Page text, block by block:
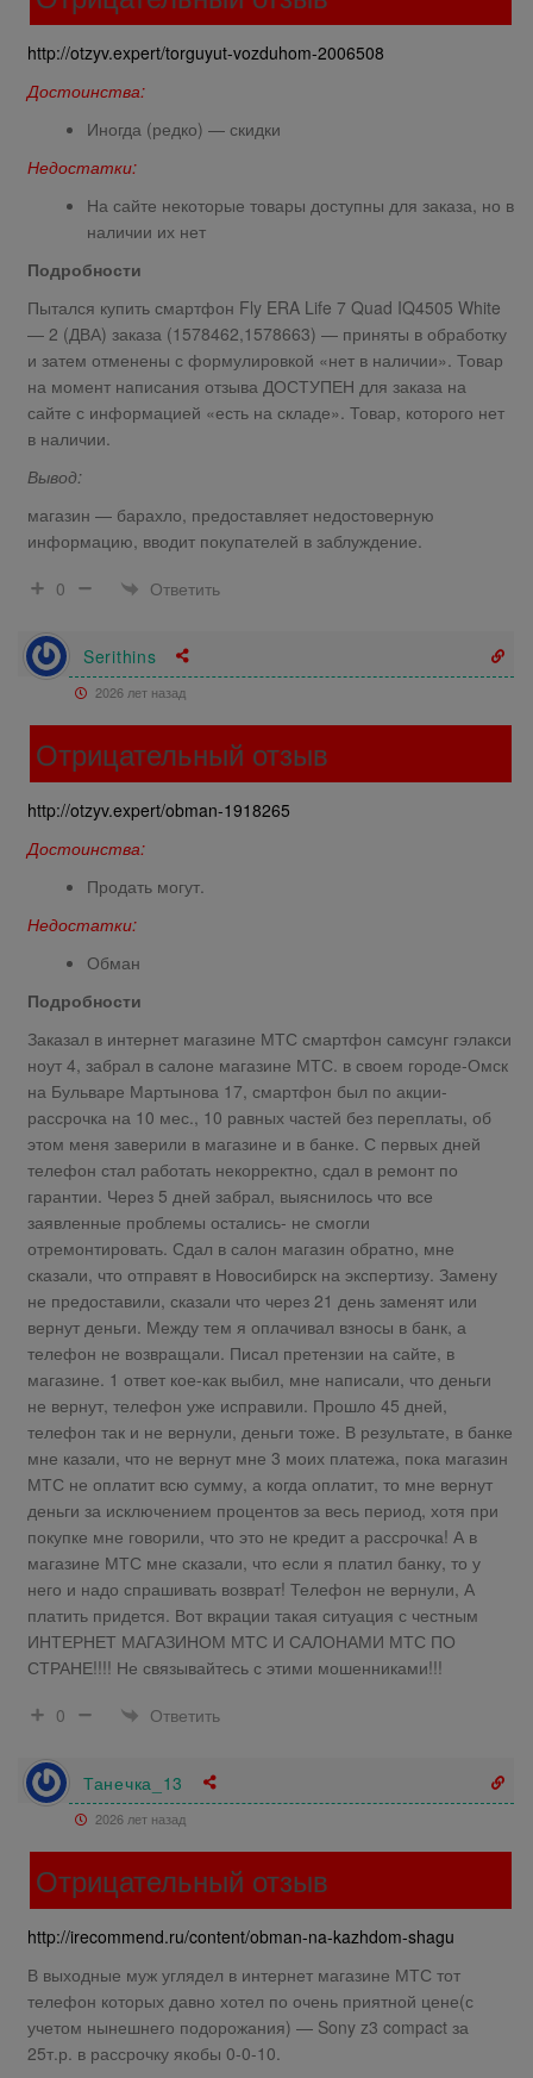
http://otzyv.expert/torguyut-vozduhom-2006508
Достоинства:
Иногда (редко) — скидки
Недостатки:
На сайте некоторые товары доступны для заказа, но в
наличии их нет
Подробности
Пытался купить смартфон Fly ERA Life 7 Quad IQ4505 White
— 2 (ДВА) заказа (1578462,1578663) — приняты в обработку
и затем отменены с формулировкой «нет в наличии». Товар
на момент написания отзыва ДОСТУПЕН для заказа на
сайте с информацией «есть на складе». Товар, которого нет
в наличии.
Вывод:
магазин — барахло, предоставляет недостоверную
информацию, вводит покупателей в заблуждение.
0
Ответить
Serithins
2026 лет назад
Отрицательный отзыв
http://otzyv.expert/obman-1918265
Достоинства:
Продать могут.
Недостатки:
Обман
Подробности
Заказал в интернет магазине МТС смартфон самсунг гэлакси
ноут 4, забрал в салоне магазине МТС. в своем городе-Омск
на Бульваре Мартынова 17, смартфон был по акции-
рассрочка на 10 мес., 10 равных частей без переплаты, об
этом меня заверили в магазине и в банке. С первых дней
телефон стал работать некорректно, сдал в ремонт по
гарантии. Через 5 дней забрал, выяснилось что все
заявленные проблемы остались- не смогли
отремонтировать. Сдал в салон магазин обратно, мне
сказали, что отправят в Новосибирск на экспертизу. Замену
не предоставили, сказали что через 21 день заменят или
вернут деньги. Между тем я оплачивал взносы в банк, а
телефон не возвращали. Писал претензии на сайте, в
магазине. 1 ответ кое-как выбил, мне написали, что деньги
не вернут, телефон уже исправили. Прошло 45 дней,
телефон так и не вернули, деньги тоже. В результате, в банке
мне казали, что не вернут мне 3 моих платежа, пока магазин
МТС не оплатит всю сумму, а когда оплатит, то мне вернут
деньги за исключением процентов за весь период, хотя при
покупке мне говорили, что это не кредит а рассрочка! А в
магазине МТС мне сказали, что если я платил банку, то у
него и надо спрашивать возврат! Телефон не вернули, А
платить придется. Вот вкрации такая ситуация с честным
ИНТЕРНЕТ МАГАЗИНОМ МТС И САЛОНАМИ МТС ПО
СТРАНЕ!!!! Не связывайтесь с этими мошенниками!!!
0
Ответить
Танечка_13
2026 лет назад
Отрицательный отзыв
http://irecommend.ru/content/obman-na-kazhdom-shagu
В выходные муж углядел в интернет магазине МТС тот
телефон которых давно хотел по очень приятной цене(с
учетом нынешнего подорожания) — Sony z3 compact за
25т.р. в рассрочку якобы 0-0-10.